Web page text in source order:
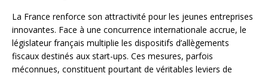
La France renforce son attractivité pour les jeunes entreprises
innovantes. Face à une concurrence internationale accrue, le
législateur français multiplie les dispositifs d’allègements
fiscaux destinés aux start-ups. Ces mesures, parfois
méconnues, constituent pourtant de véritables leviers de